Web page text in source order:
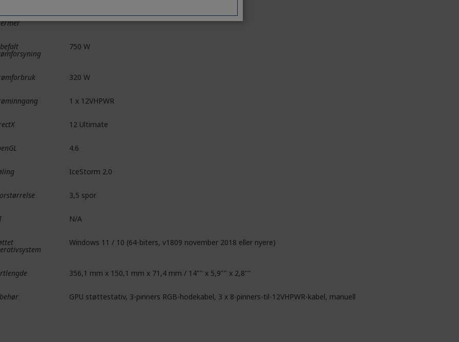
for flere Firedelt skjerm
750 W
320 W
1 x 12VHPWR
12 Ultimate
4.6
IceStorm 2.0
3,5 spor
N/A
Windows 11 / 10 (64-biters, v1809 november 2018 eller nyere)
356,1 mm x 150,1 mm x 71,4 mm / 14"" x 5,9"" x 2,8""
GPU støttestativ, 3-pinners RGB-hodekabel, 3 x 8-pinners-til-12VHPWR-kabel, manuell